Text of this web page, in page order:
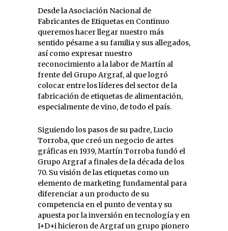
Desde la Asociación Nacional de
Fabricantes de Etiquetas en Continuo
queremos hacer llegar nuestro más
sentido pésame a su familia y sus allegados,
así como expresar nuestro
reconocimiento a la labor de Martín al
frente del Grupo Argraf, al que logró
colocar entre los líderes del sector de la
fabricación de etiquetas de alimentación,
especialmente de vino, de todo el país.
Siguiendo los pasos de su padre, Lucio
Torroba, que creó un negocio de artes
gráficas en 1939, Martín Torroba fundó el
Grupo Argraf a finales de la década de los
70. Su visión de las etiquetas como un
elemento de marketing fundamental para
diferenciar a un producto de su
competencia en el punto de venta y su
apuesta por la inversión en tecnología y en
I+D+i hicieron de Argraf un grupo pionero